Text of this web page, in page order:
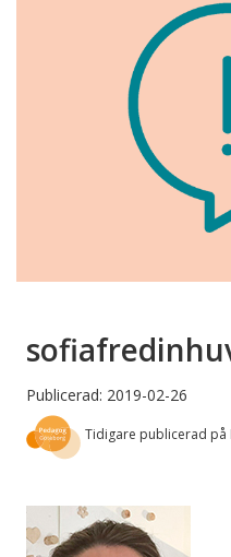
Publicerad: 2019-02-26
Tidigare publicerad